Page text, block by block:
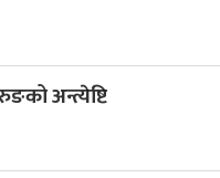
अन्त्येष्टि